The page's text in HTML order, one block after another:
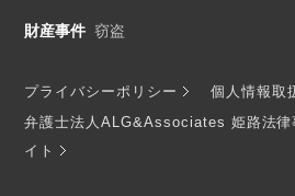
財産事件 窃盗
プライバシーポリシー
個人情報取
弁護士法人ALG&Associates 姫路法律
イト